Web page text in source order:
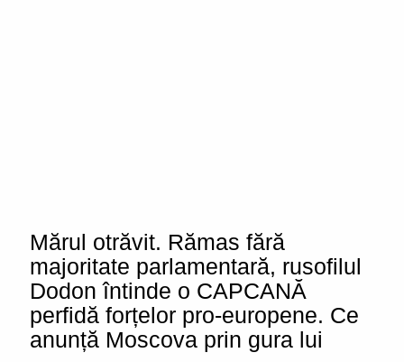
Mărul otrăvit. Rămas fără
majoritate parlamentară, rusofilul
Dodon întinde o CAPCANĂ
perfidă forțelor pro-europene. Ce
anunță Moscova prin gura lui